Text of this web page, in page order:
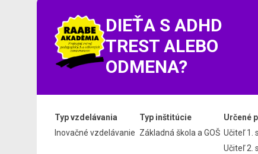
DIEŤA S ADHD
TREST ALEBO
ODMENA?
Typ vzdelávania
Inovačné vzdelávanie
Typ inštitúcie
Základná škola a GOŠ
Určené
Učiteľ 1.
Učiteľ 2.